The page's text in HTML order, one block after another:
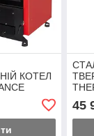
КОТЕЛ
кВт (Термо
45